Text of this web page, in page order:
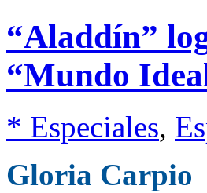
“Aladdín”
“Mundo
* Especiales,
Gloria Carpio